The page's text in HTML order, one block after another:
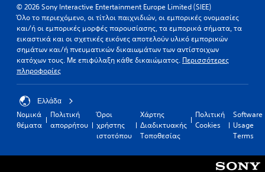
© 2026 Sony Interactive Entertainment Europe Limited (SIEE)
Όλο το περιεχόμενο, οι τίτλοι παιχνιδιών, οι εμπορικές ονομασίες
και/ή οι εμπορικές μορφές παρουσίασης, τα εμπορικά σήματα, τα
εικαστικά και οι σχετικές εικόνες αποτελούν υλικό εμπορικών
σημάτων και/ή πνευματικών δικαιωμάτων των αντίστοιχων
κατόχων τους. Με επιφύλαξη κάθε δικαιώματος. Περισσότερες
πληροφορίες
Ελλάδα
Νομικά
θέματα
Πολιτική
απορρήτου
Όροι
χρήστης
ιστοτόπου
Χάρτης
Διαδικτυακής
Τοποθεσίας
Πολιτική
Cookies
Software
Usage
Terms